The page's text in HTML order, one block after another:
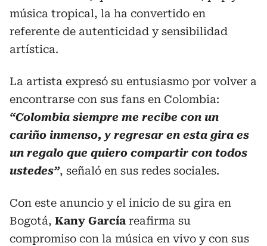
música tropical, la ha convertido en
referente de autenticidad y sensibilidad
artística.
La artista expresó su entusiasmo por volver a
encontrarse con sus fans en Colombia:
“Colombia siempre me recibe con un
cariño inmenso, y regresar en esta gira es
un regalo que quiero compartir con todos
ustedes”, señaló en sus redes sociales.
Con este anuncio y el inicio de su gira en
Bogotá, Kany García reafirma su
compromiso con la música en vivo y con sus